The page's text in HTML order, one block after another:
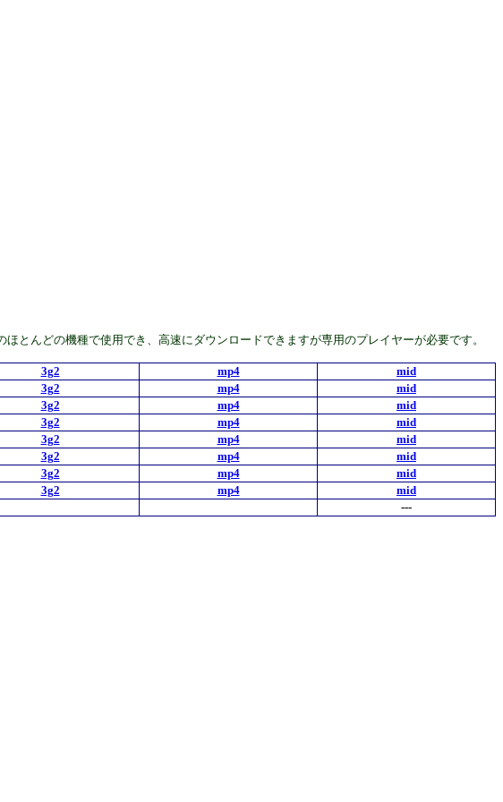
とんどの機種で使用でき、高速にダウンロードできますが専用のプレイヤーが必要です。
3g2 mp4
mid
3g2 mp4
mid
3g2 mp4
mid
3g2 mp4
mid
3g2 mp4
mid
3g2 mp4
mid
3g2 mp4
mid
3g2 mp4
mid
---